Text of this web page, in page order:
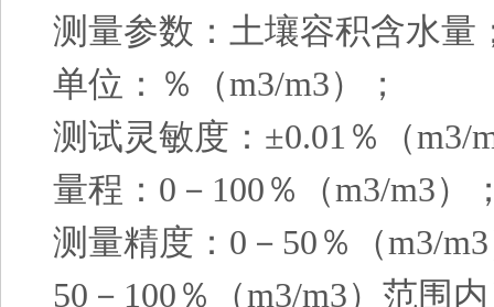
测量参数：土壤容积含水
单位：％（m3/m3）；
测试灵敏度：±0.01％（
量程：0－100％（m3/m3
测量精度：0－50％（m3/
50－100％（m3/m3）范围